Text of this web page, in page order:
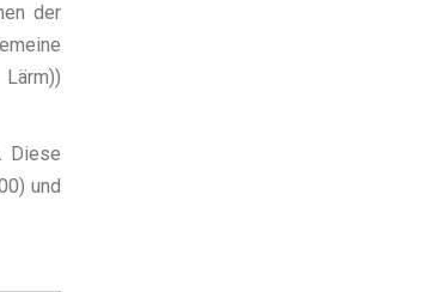
der
Diese
und